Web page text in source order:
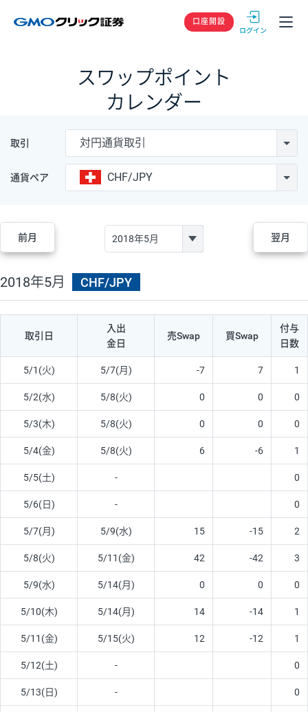
GMOクリック
口座開設
スワップポイント
カレンダー
取引 対円通貨取引
通貨ペア CHF/JPY
前月 翌月
2018年5月 CHF/JPY
取引日
入出
金日
売Swap 買Swap
付与
日数
5/1(火) 5/7(月) -7 7 1
5/2(水) 5/8(火) 0 0 0
5/3(木) 5/8(火) 0 0 0
5/4(金) 5/8(火) 6 -6 1
5/5(土) - 0
5/6(日) - 0
5/7(月) 5/9(水) 15 -15 2
5/8(火) 5/11(金) 42 -42 3
5/9(水) 5/14(月) 0 0 0
5/10(木) 5/14(月) 14 -14 1
5/11(金) 5/15(火) 12 -12 1
5/12(土) - 0
5/13(日) - 0